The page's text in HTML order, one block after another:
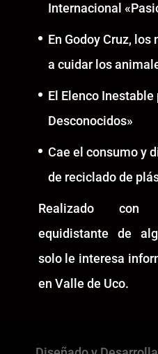
Internacional
En Godoy Cruz,
a cuidar los
El Elenco
Desconocidos»
Cae el consumo y
de reciclado de
Realizado
equidistante de
solo le interesa
en Valle de Uco.